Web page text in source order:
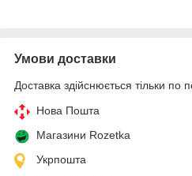
Умови доставки
Доставка здійснюється тільки по
Нова Пошта
Магазини Rozetka
Укрпошта